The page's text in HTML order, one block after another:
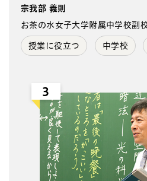
宗我部 義則
お茶の水女子大学附属中学校副
授業に役立つ 中学校
3